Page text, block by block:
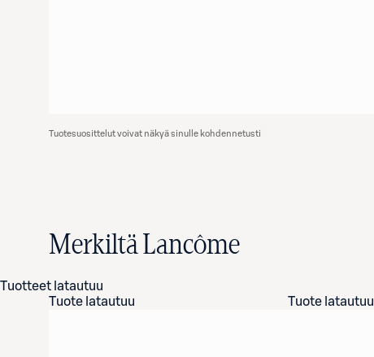
Tuotesuosittelut voivat näkyä sinulle kohdennetusti
Merkiltä Lancôme
Tuotteet latautuu
Tuote latautuu
Tuote latautuu